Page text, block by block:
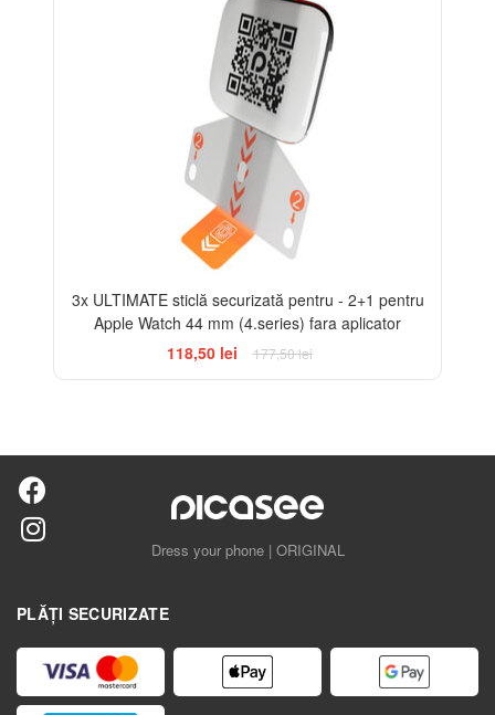
3x ULTIMATE sticlă securizată pentru - 2+1 pentru
Apple Watch 44 mm (4.series) fara aplicator
118,50 lei
177,50 lei
Dress your phone | ORIGINAL
PLĂȚI SECURIZATE